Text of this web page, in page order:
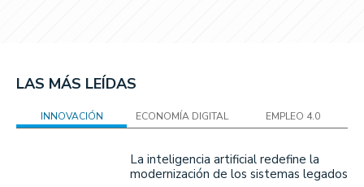
LAS MÁS LEÍDAS
INNOVACIÓN ECONOMÍA DIGITAL EMPLEO 4.0
La inteligencia artificial redefine la
modernización de los sistemas legados